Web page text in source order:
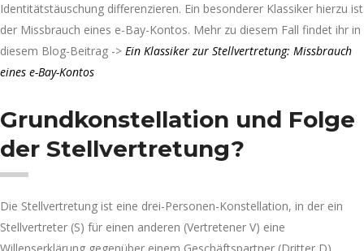
Identitätstäuschung differenzieren. Ein besonderer Klassiker hierzu ist
der Missbrauch eines e-Bay-Kontos. Mehr zu diesem Fall findet ihr in
diesem Blog-Beitrag -> Ein Klassiker zur Stellvertretung: Missbrauch
eines e-Bay-Kontos
Grundkonstellation und Folge
der Stellvertretung?
Die Stellvertretung ist eine drei-Personen-Konstellation, in der ein
Stellvertreter (S) für einen anderen (Vertretener V) eine